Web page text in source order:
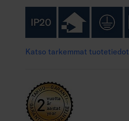
Katso tarkemmat tuotetiedot